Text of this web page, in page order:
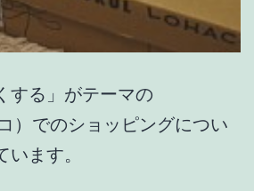
する」がテーマの
）でのショッピングについ
ます。